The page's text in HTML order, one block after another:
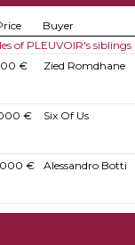
Buyer
of PLEUVOIR's siblings
€ Zied Romdhane
€ Six Of Us
€ Alessandro Botti